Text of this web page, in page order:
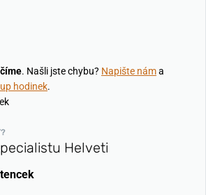
. Našli jste chybu? Napište náma
hodinek.
Helveti